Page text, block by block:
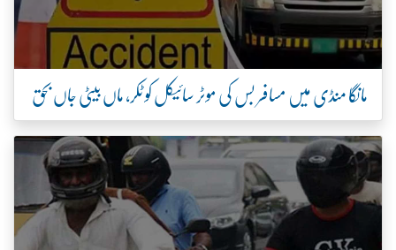
مانگا منڈی میں مسافر بس کی موٹر سائیکل کو ٹکر، ماں بیٹی جاں بحق